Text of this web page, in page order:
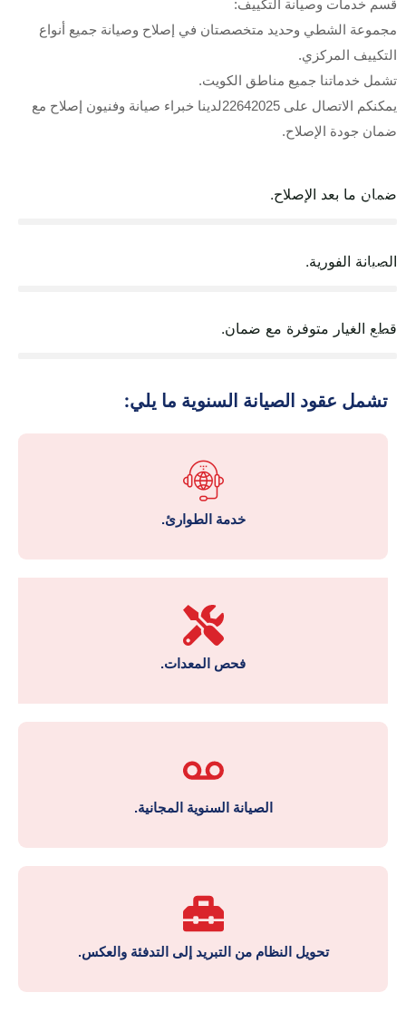
قسم خدمات وصيانة التكييف:
مجموعة الشطي وحديد متخصصتان في إصلاح وصيانة جميع أنواع
التكييف المركزي.
تشمل خدماتنا جميع مناطق الكويت.
يمكنكم الاتصال على 22642025لدينا خبراء صيانة وفنيون إصلاح مع
ضمان جودة الإصلاح.
ضمان ما بعد الإصلاح.
99%
الصيانة الفورية.
99%
قطع الغيار متوفرة مع ضمان.
99%
تشمل عقود الصيانة السنوية ما يلي:
خدمة الطوارئ.
فحص المعدات.
الصيانة السنوية المجانية.
تحويل النظام من التبريد إلى التدفئة والعكس.